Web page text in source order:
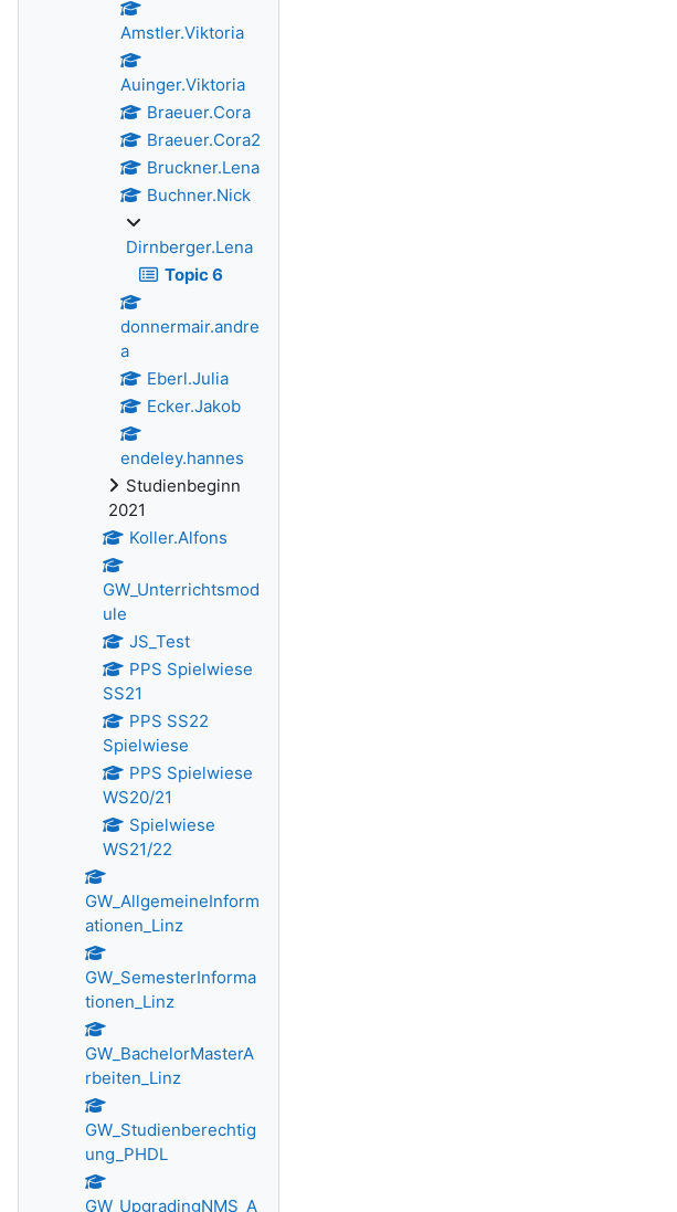
Amstler.Viktoria
Auinger.Viktoria
Braeuer.Cora
Braeuer.Cora2
Bruckner.Lena
Buchner.Nick
Dirnberger.Lena
Topic 6
donnermair.andre
a
Eberl.Julia
Ecker.Jakob
endeley.hannes
Studienbeginn
2021
Koller.Alfons
GW_Unterrichtsmod
ule
JS_Test
PPS Spielwiese
SS21
PPS SS22
Spielwiese
PPS Spielwiese
WS20/21
Spielwiese
WS21/22
GW_AllgemeineInform
ationen_Linz
GW_SemesterInforma
tionen_Linz
GW_BachelorMasterA
rbeiten_Linz
GW_Studienberechtig
ung_PHDL
GW_UpgradingNMS_A